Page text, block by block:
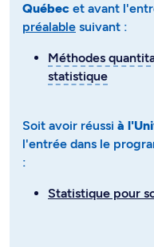
Québec et avant
préalable suivant​​​​​​ :
Méthodes
statistique
Soit avoir réussi à
l'entrée dans le
:
Statistique pour